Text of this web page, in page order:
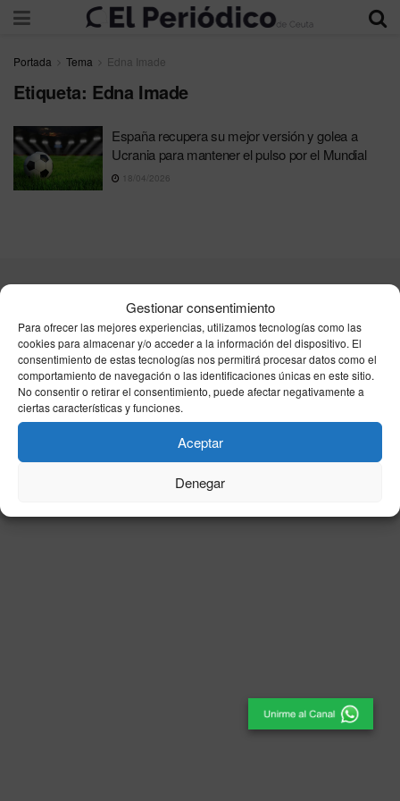
Gestionar consentimiento
Para ofrecer las mejores experiencias, utilizamos tecnologías como las
cookies para almacenar y/o acceder a la información del dispositivo. El
consentimiento de estas tecnologías nos permitirá procesar datos como el
comportamiento de navegación o las identificaciones únicas en este sitio.
No consentir o retirar el consentimiento, puede afectar negativamente a
ciertas características y funciones.
Aceptar
Denegar
Portada Tema Edna Imade
Etiqueta: Edna Imade
España recupera su mejor versión y golea a
Ucrania para mantener el pulso por el Mundial
18/04/2026
Publicidad Aviso Legal
Política de privacidad
Política de cookies
Unpu Group Solutions SL
El Periódico de Ceuta - Medio de Comunicación